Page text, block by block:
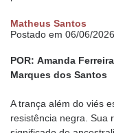
Matheus Santos
Postado em 06/06/2026
POR: Amanda
Marques dos Santos
A trança além do viés
resistência negra. Sua